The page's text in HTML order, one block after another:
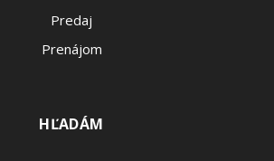
Predaj
Prenájom
HĽADÁM